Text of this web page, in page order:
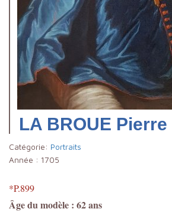
LA BROUE Pierre
Catégorie: Portraits
Année : 1705
*P.899
Âge du modèle : 62 ans